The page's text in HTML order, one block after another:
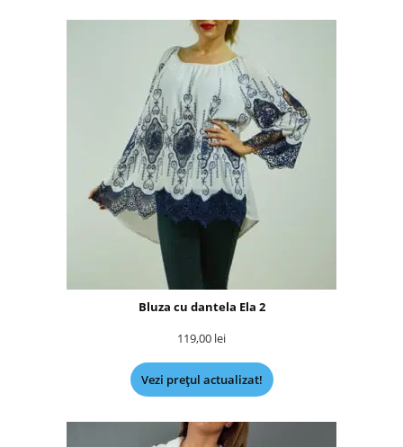
Bluza cu dantela Ela 2
119,00 lei
Vezi prețul actualizat!